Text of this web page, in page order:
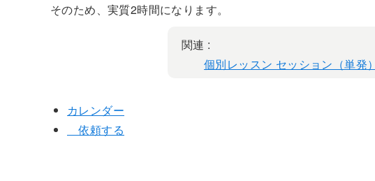
そのため、実質2時間になります。
関連 :
個別レッスン セッション（単発）
カレンダー
依頼する